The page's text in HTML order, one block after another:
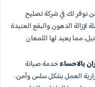
نوفر لك في شركة تصليح
لإزالة الدهون والبقع العنيدة
مما يعيد لها اللمعان
بالاحساءخدمة صيانة
العمل بشكل سلس وآمن.